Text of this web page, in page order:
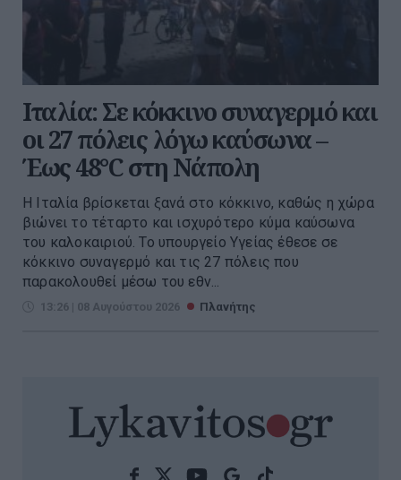
Ιταλία: Σε κόκκινο συναγερμό και
οι 27 πόλεις λόγω καύσωνα –
Έως 48°C στη Νάπολη
Η Ιταλία βρίσκεται ξανά στο κόκκινο, καθώς η χώρα
βιώνει το τέταρτο και ισχυρότερο κύμα καύσωνα
του καλοκαιριού. Το υπουργείο Υγείας έθεσε σε
κόκκινο συναγερμό και τις 27 πόλεις που
παρακολουθεί μέσω του εθν...
13:26 | 08 Αυγούστου 2026 Πλανήτης